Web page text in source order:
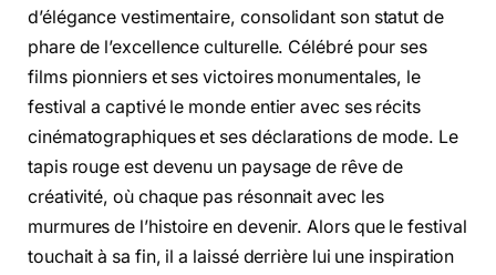
d’élégance vestimentaire, consolidant son statut de
phare de l’excellence culturelle. Célébré pour ses
films pionniers et ses victoires monumentales, le
festival a captivé le monde entier avec ses récits
cinématographiques et ses déclarations de mode. Le
tapis rouge est devenu un paysage de rêve de
créativité, où chaque pas résonnait avec les
murmures de l’histoire en devenir. Alors que le festival
touchait à sa fin, il a laissé derrière lui une inspiration